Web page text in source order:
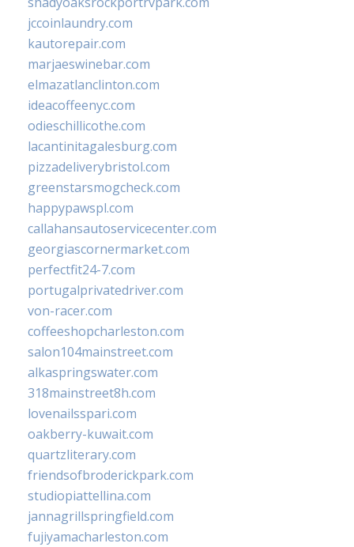
jccoinlaundry.com
kautorepair.com
marjaeswinebar.com
elmazatlanclinton.com
ideacoffeenyc.com
odieschillicothe.com
lacantinitagalesburg.com
pizzadeliverybristol.com
greenstarsmogcheck.com
happypawspl.com
callahansautoservicecenter.com
georgiascornermarket.com
perfectfit24-7.com
portugalprivatedriver.com
von-racer.com
coffeeshopcharleston.com
salon104mainstreet.com
alkaspringswater.com
318mainstreet8h.com
lovenailsspari.com
oakberry-kuwait.com
quartzliterary.com
friendsofbroderickpark.com
studiopiattellina.com
jannagrillspringfield.com
fujiyamacharleston.com